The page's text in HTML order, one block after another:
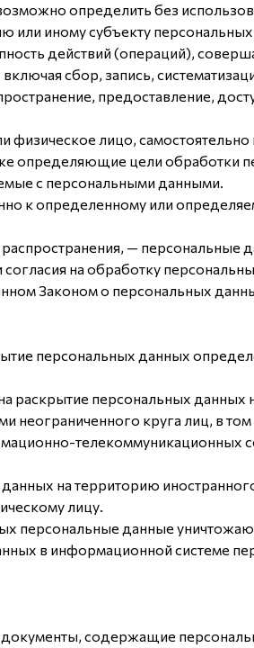
определить без
или иному субъекту
действий (операций),
сбор, запись,
предоставление,
лицо,
определяющие цели обработки
с персональными данными.
к определенному или
— персональные
на обработку
Законом о персональных
персональных данных
раскрытие персональных данных
неограниченного круга лиц, в
телекоммуникационных
на территорию
лицу.
персональные данные
в информационной системе
содержащие